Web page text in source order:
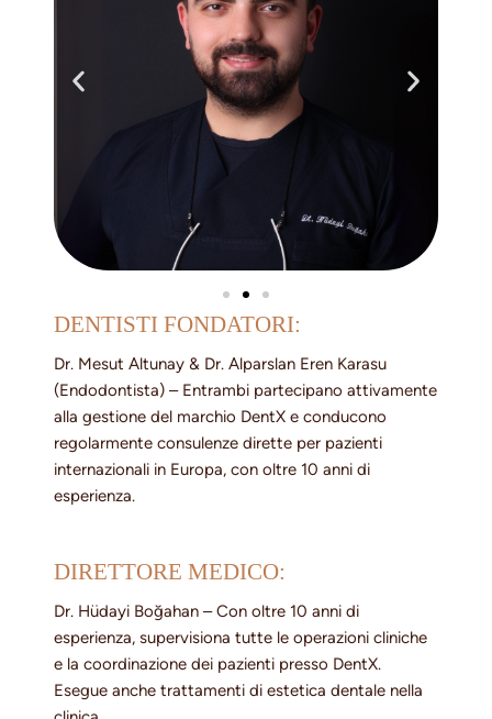
DENTISTI FONDATORI:
Dr. Mesut Altunay & Dr. Alparslan Eren Karasu
(Endodontista) – Entrambi partecipano attivamente
alla gestione del marchio DentX e conducono
regolarmente consulenze dirette per pazienti
internazionali in Europa, con oltre 10 anni di
esperienza.
DIRETTORE MEDICO:
Dr. Hüdayi Boğahan – Con oltre 10 anni di
esperienza, supervisiona tutte le operazioni cliniche
e la coordinazione dei pazienti presso DentX.
Esegue anche trattamenti di estetica dentale nella